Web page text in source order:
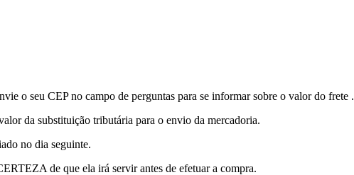
seu CEP no campo de perguntas para se informar sobre o valor do frete .
da substituição tributária para o envio da mercadoria.
no dia seguinte.
de que ela irá servir antes de efetuar a compra.